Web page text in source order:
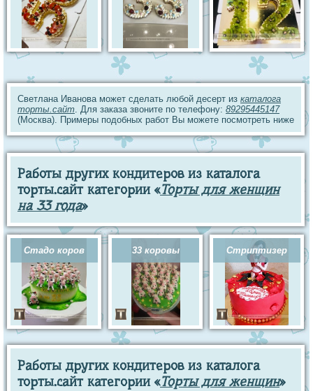
Светлана Иванова может сделать любой десерт из каталога
торты.сайт. Для заказа звоните по телефону: 89295445147
(Москва). Примеры подобных работ Вы можете посмотреть ниже
Работы других кондитеров из каталога
торты.сайт категории «Торты для женщин
на 33 года»
Стадо коров 33 коровы Стриптизер
Работы других кондитеров из каталога
торты.сайт категории «Торты для женщин»